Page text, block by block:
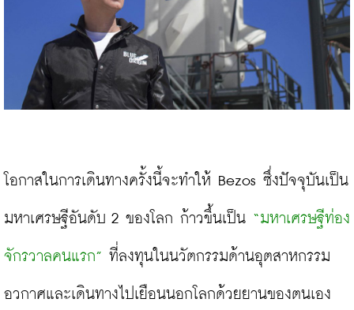
โอกาสในการเดินทางครั้งนี้จะทำให้ Bezos ซึ่งปัจจุบันเป็น
มหาเศรษฐีอันดับ 2 ของโลก ก้าวขึ้นเป็น “มหาเศรษฐีท่อง
จักรวาลคนแรก” ที่ลงทุนในนวัตกรรมด้านอุตสาหกรรม
อวกาศและเดินทางไปเยือนนอกโลกด้วยยานของตนเอง